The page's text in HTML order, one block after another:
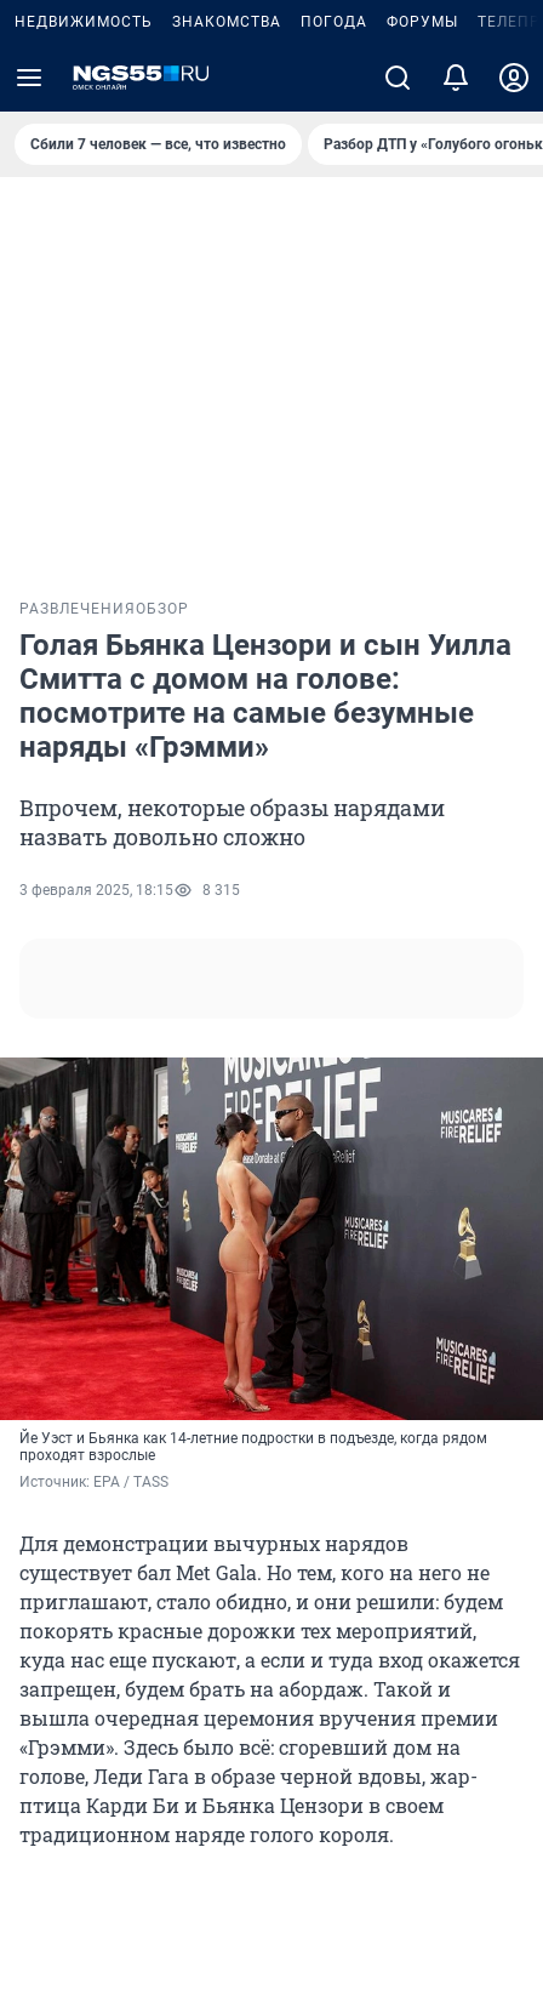
НЕДВИЖИМОСТЬ ЗНАКОМСТВА ПОГОДА ФОРУМЫ
Сбили 7 человек — все, что известно Разбор ДТП у «Голубого
РАЗВЛЕЧЕНИЯ ОБЗОР
Голая Бьянка Цензори и сын Уилла
Смитта с домом на голове:
посмотрите на самые безумные
наряды «Грэмми»
Впрочем, некоторые образы нарядами
назвать довольно сложно
3 февраля 2025, 18:15 8 315
Йе Уэст и Бьянка как 14-летние подростки в подъезде, когда рядом
проходят взрослые
Источник: EPA / TASS
Для демонстрации вычурных нарядов
существует бал Met Gala. Но тем, кого на него не
приглашают, стало обидно, и они решили: будем
покорять красные дорожки тех мероприятий,
куда нас еще пускают, а если и туда вход окажется
запрещен, будем брать на абордаж. Такой и
вышла очередная церемония вручения премии
«Грэмми». Здесь было всё: сгоревший дом на
голове, Леди Гага в образе черной вдовы, жар-
птица Карди Би и Бьянка Цензори в своем
традиционном наряде голого короля.